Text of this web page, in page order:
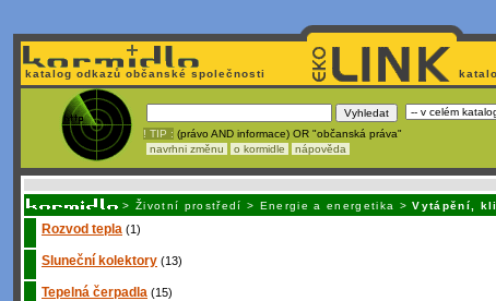
katalog odkazů občanské společnosti
! TIP : (právo AND informace) OR "občanská práva"
navrhni změnu
o kormidle nápověda
> Životní prostředí > Energie a energetika >Vytápění,
Rozvod tepla (1)
Sluneční kolektory (13)
Tepelná čerpadla (15)